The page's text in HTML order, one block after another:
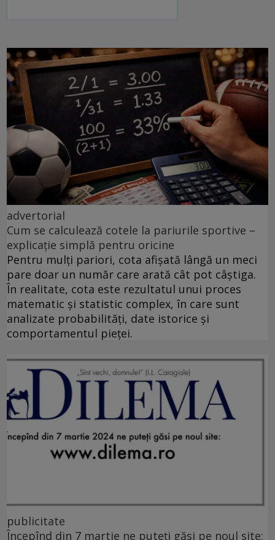
advertorial
Cum se calculează cotele la pariurile sportive –
explicație simplă pentru oricine
Pentru mulți pariori, cota afișată lângă un meci
pare doar un număr care arată cât pot câștiga.
În realitate, cota este rezultatul unui proces
matematic și statistic complex, în care sunt
analizate probabilități, date istorice și
comportamentul pieței.
publicitate
Începînd din 7 martie ne puteți găsi pe noul site: